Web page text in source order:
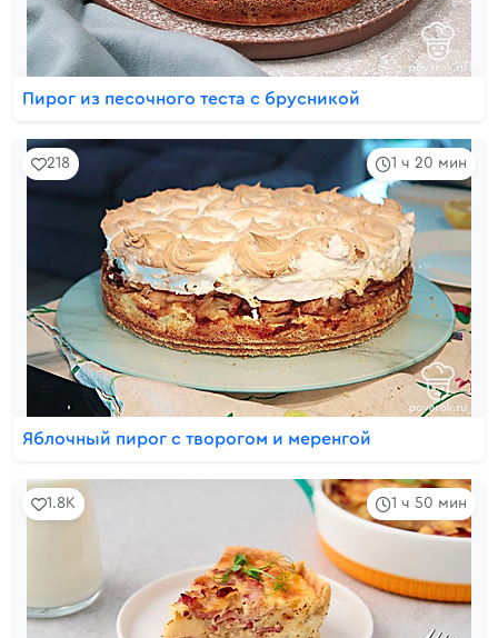
Пирог из песочного теста с брусникой
1 ч 20 мин
218
Яблочный пирог с творогом и меренгой
1 ч 50 мин
1.8K